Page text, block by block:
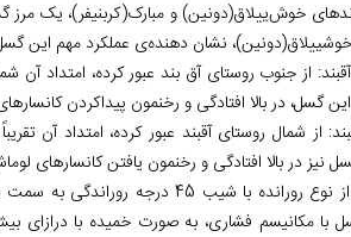
خوش‌ییلاق(دونین) و مبارک(کربنیفر)، یک
خوش‏ییلاق(دونین)، نشان دهنده‌ی عملکرد مهم
از جنوب روستای آق بند عبور کرده، امتداد
گسل، در بالا افتادگی و رخنمون پیداکردن
از شمال روستای آق‏بند عبور کرده، امتداد آن
نیز در بالا افتادگی و رخنمون یافتن کانسارهای
گسل شاهوار: از نوع رورانده با